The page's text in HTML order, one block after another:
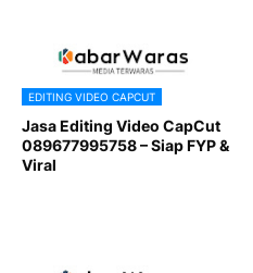
EDITING VIDEO CAPCUT
Jasa Editing Video CapCut
089677995758 – Siap FYP &
Viral